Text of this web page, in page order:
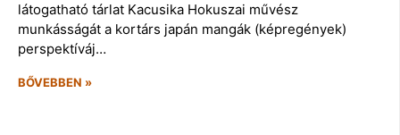
látogatható tárlat Kacusika Hokuszai művész
munkásságát a kortárs japán mangák (képregények)
perspektíváj…
BŐVEBBEN »